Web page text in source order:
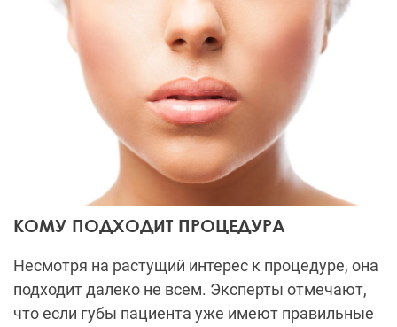
КОМУ ПОДХОДИТ ПРОЦЕДУРА
Несмотря на растущий интерес к процедуре, она
подходит далеко не всем. Эксперты отмечают,
что если губы пациента уже имеют правильные